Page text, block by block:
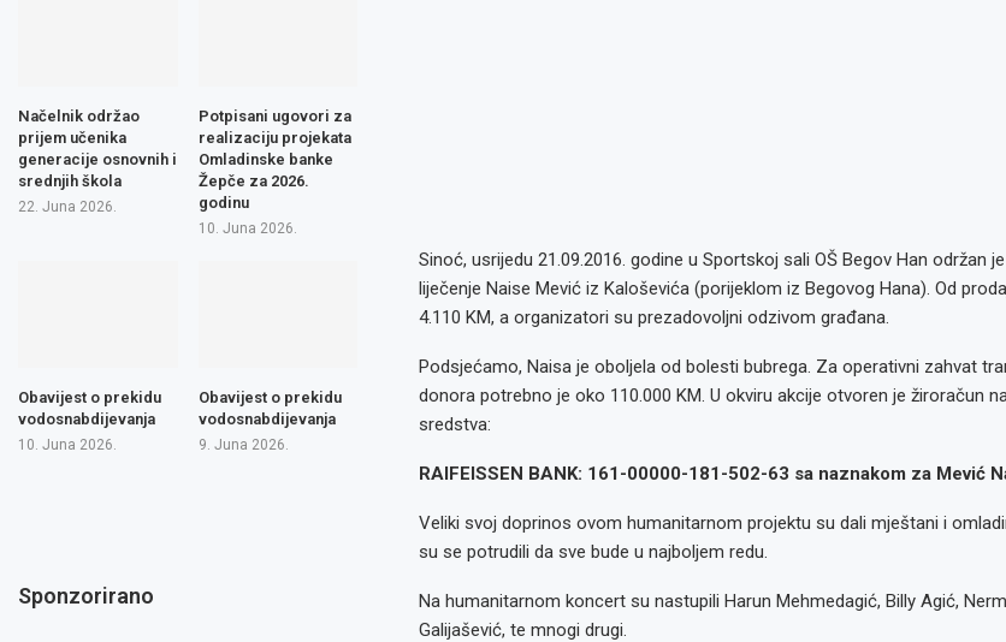
Sinoć, usrijedu 21.09.2016. godine u Sportskoj sali OŠ Begov Han održan
liječenje Naise Mević iz Kaloševića (porijeklom iz Begovog Hana). Od
4.110 KM, a organizatori su prezadovoljni odzivom građana.
Podsjećamo, Naisa je oboljela od bolesti bubrega. Za operativni zahvat
donora potrebno je oko 110.000 KM. U okviru akcije otvoren je žiroračun
sredstva:
RAIFEISSEN BANK: 161-00000-181-502-63 sa naznakom za Mević
Veliki svoj doprinos ovom humanitarnom projektu su dali mještani i
su se potrudili da sve bude u najboljem redu.
Na humanitarnom koncert su nastupili Harun Mehmedagić, Billy Agić,
Galijašević, te mnogi drugi.
Načelnik održao
prijem učenika
generacije osnovnih i
srednjih škola
22. Juna 2026.
Potpisani ugovori za
realizaciju projekata
Omladinske banke
Žepče za 2026.
godinu
10. Juna 2026.
Obavijest o prekidu
vodosnabdijevanja
10. Juna 2026.
Obavijest o prekidu
vodosnabdijevanja
9. Juna 2026.
Sponzorirano